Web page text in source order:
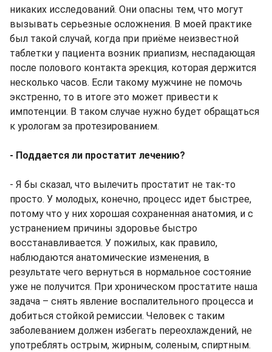
никаких исследований. Они опасны тем, что могут
вызывать серьезные осложнения. В моей практике
был такой случай, когда при приёме неизвестной
таблетки у пациента возник приапизм, неспадающая
после полового контакта эрекция, которая держится
несколько часов. Если такому мужчине не помочь
экстренно, то в итоге это может привести к
импотенции. В таком случае нужно будет обращаться
к урологам за протезированием.
- Поддается ли простатит лечению?
- Я бы сказал, что вылечить простатит не так-то
просто. У молодых, конечно, процесс идет быстрее,
потому что у них хорошая сохраненная анатомия, и с
устранением причины здоровье быстро
восстанавливается. У пожилых, как правило,
наблюдаются анатомические изменения, в
результате чего вернуться в нормальное состояние
уже не получится. При хроническом простатите наша
задача – снять явление воспалительного процесса и
добиться стойкой ремиссии. Человек с таким
заболеванием должен избегать переохлаждений, не
употреблять острым, жирным, соленым, спиртным.